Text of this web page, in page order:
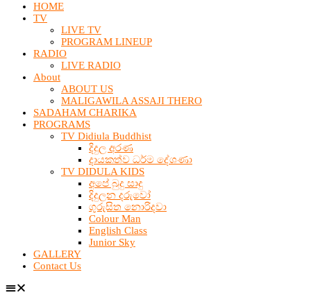
HOME
TV
LIVE TV
PROGRAM LINEUP
RADIO
LIVE RADIO
About
ABOUT US
MALIGAWILA ASSAJI THERO
SADAHAM CHARIKA
PROGRAMS
TV Didiula Buddhist
දිදුල අරණ
දායකත්ව ධර්ම දේශණා
TV DIDULA KIDS
අපේ බුදු සාදු
දිදුලන දරුවෝ
ගුරුසිත නොරිදවා
Colour Man
English Class
Junior Sky
GALLERY
Contact Us